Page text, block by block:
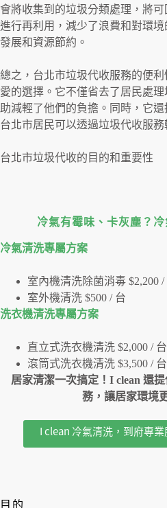
會將收集到的垃圾分類處理，將
進行再利用，減少了浪費和對環
發展和資源節約。
總之，台北市垃圾代收服務的便
愛的選擇。它不僅省去了居民處
助減輕了他們的負擔。同時，它
台北市居民可以透過垃圾代收服
台北市垃圾代收的目的和重要性
冷氣有霉味、卡灰塵？冷
冷氣清洗專屬⽅案
室內機清洗除菌消毒 $2,200 /
室外機清洗 $500 / 台
洗衣機清洗專屬⽅案
直立式洗衣機清洗 $2,000 / 台
滾筒式洗衣機清洗 $3,500 / 台
居家清潔一次搞定！I clean 還
務，讓居家環境
I clean 冷氣清洗，到府專
目的